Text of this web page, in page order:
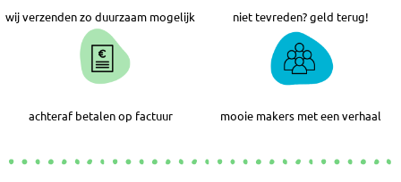
wij verzenden zo duurzaam mogelijk niet tevreden? geld terug!
achteraf betalen op factuur mooie makers met een verhaal